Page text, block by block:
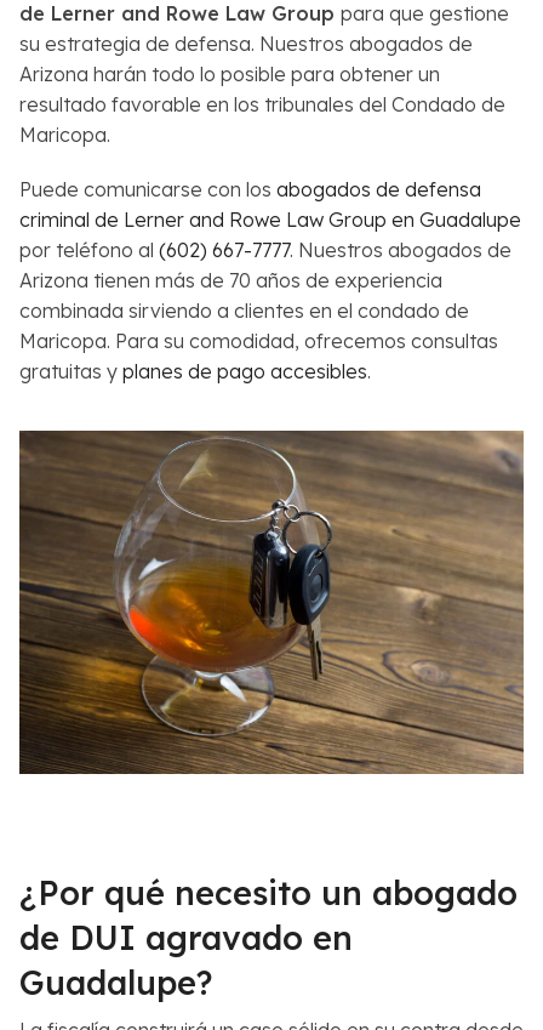
de Lerner and Rowe Law Group para que gestione
su estrategia de defensa. Nuestros abogados de
Arizona harán todo lo posible para obtener un
resultado favorable en los tribunales del Condado de
Maricopa.
Puede comunicarse con los abogados de defensa
criminal de Lerner and Rowe Law Group en Guadalupe
por teléfono al (602) 667-7777. Nuestros abogados de
Arizona tienen más de 70 años de experiencia
combinada sirviendo a clientes en el condado de
Maricopa. Para su comodidad, ofrecemos consultas
gratuitas y planes de pago accesibles.
¿Por qué necesito un abogado
de DUI agravado en
Guadalupe?